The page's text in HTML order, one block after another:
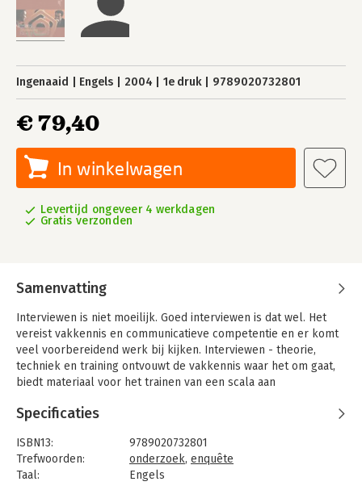
Ingenaaid Engels 2004 1e druk 9789020732801
€ 79,40
In winkelwagen
Levertijd ongeveer 4 werkdagen
Gratis verzonden
Samenvatting
Interviewen is niet moeilijk. Goed interviewen is dat wel. Het
vereist vakkennis en communicatieve competentie en er komt
veel voorbereidend werk bij kijken. Interviewen - theorie,
techniek en training ontvouwt de vakkennis waar het om gaat,
biedt materiaal voor het trainen van een scala aan
systematiek van interviewvoorbereiding.
Zoals te verwachten was, heeft het computerondersteund
interviewen een hoge vlucht genomen. Verder heeft er veel
behartenswaardig onderzoek plaatsgevonden naar de
Specificaties
ISBN13:
9789020732801
Trefwoorden:
onderzoek, enquête
Taal:
Engels